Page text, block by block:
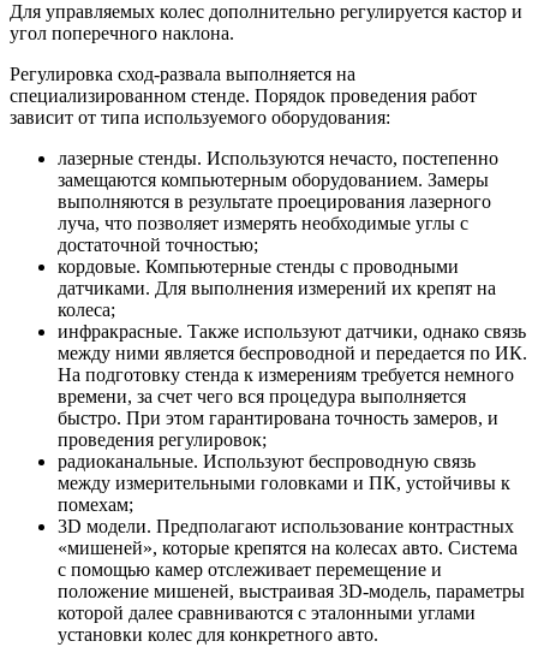
Для управляемых колес дополнительно регулируется кастор и
угол поперечного наклона.
Регулировка сход-развала выполняется на
специализированном стенде. Порядок проведения работ
зависит от типа используемого оборудования:
лазерные стенды. Используются нечасто, постепенно
замещаются компьютерным оборудованием. Замеры
выполняются в результате проецирования лазерного
луча, что позволяет измерять необходимые углы с
достаточной точностью;
кордовые. Компьютерные стенды с проводными
датчиками. Для выполнения измерений их крепят на
колеса;
инфракрасные. Также используют датчики, однако связь
между ними является беспроводной и передается по ИК.
На подготовку стенда к измерениям требуется немного
времени, за счет чего вся процедура выполняется
быстро. При этом гарантирована точность замеров, и
проведения регулировок;
радиоканальные. Используют беспроводную связь
между измерительными головками и ПК, устойчивы к
помехам;
3D модели. Предполагают использование контрастных
«мишеней», которые крепятся на колесах авто. Система
с помощью камер отслеживает перемещение и
положение мишеней, выстраивая 3D-модель, параметры
которой далее сравниваются с эталонными углами
установки колес для конкретного авто.